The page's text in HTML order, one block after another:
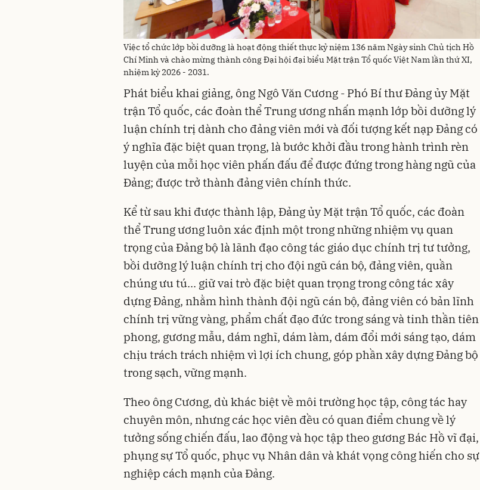
Việc tổ chức lớp bồi dưỡng là hoạt động thiết thực kỷ niệm 136 năm Ngày sinh Chủ tịch Hồ
Chí Minh và chào mừng thành công Đại hội đại biểu Mặt trận Tổ quốc Việt Nam lần thứ XI,
nhiệm kỳ 2026 - 2031.
Phát biểu khai giảng, ông Ngô Văn Cương - Phó Bí thư Đảng ủy Mặt
trận Tổ quốc, các đoàn thể Trung ương nhấn mạnh lớp bồi dưỡng lý
luận chính trị dành cho đảng viên mới và đối tượng kết nạp Đảng có
ý nghĩa đặc biệt quan trọng, là bước khởi đầu trong hành trình rèn
luyện của mỗi học viên phấn đấu để được đứng trong hàng ngũ của
Đảng; được trở thành đảng viên chính thức.
Kể từ sau khi được thành lập, Đảng ủy Mặt trận Tổ quốc, các đoàn
thể Trung ương luôn xác định một trong những nhiệm vụ quan
trọng của Đảng bộ là lãnh đạo công tác giáo dục chính trị tư tưởng,
bồi dưỡng lý luận chính trị cho đội ngũ cán bộ, đảng viên, quần
chúng ưu tú... giữ vai trò đặc biệt quan trọng trong công tác xây
dựng Đảng, nhằm hình thành đội ngũ cán bộ, đảng viên có bản lĩnh
chính trị vững vàng, phẩm chất đạo đức trong sáng và tinh thần tiên
phong, gương mẫu, dám nghĩ, dám làm, dám đổi mới sáng tạo, dám
chịu trách trách nhiệm vì lợi ích chung, góp phần xây dựng Đảng bộ
trong sạch, vững mạnh.
Theo ông Cương, dù khác biệt về môi trường học tập, công tác hay
chuyên môn, nhưng các học viên đều có quan điểm chung về lý
tưởng sống chiến đấu, lao động và học tập theo gương Bác Hồ vĩ đại,
phụng sự Tổ quốc, phục vụ Nhân dân và khát vọng công hiến cho sự
nghiệp cách mạnh của Đảng.